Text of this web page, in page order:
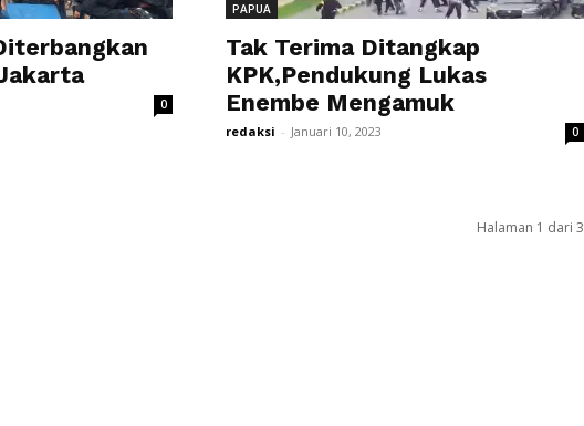
0
PAPUA
Tak Terima Ditangkap
KPK,Pendukung Lukas
Enembe Mengamuk
redaksi - Januari 10, 2023 0
Halaman 1 dari 3